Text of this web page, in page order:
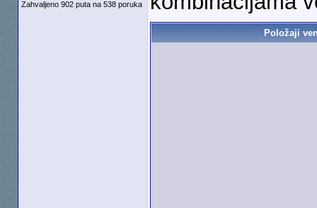
Zahvaljeno 902 puta na 538 poruka
Položaji